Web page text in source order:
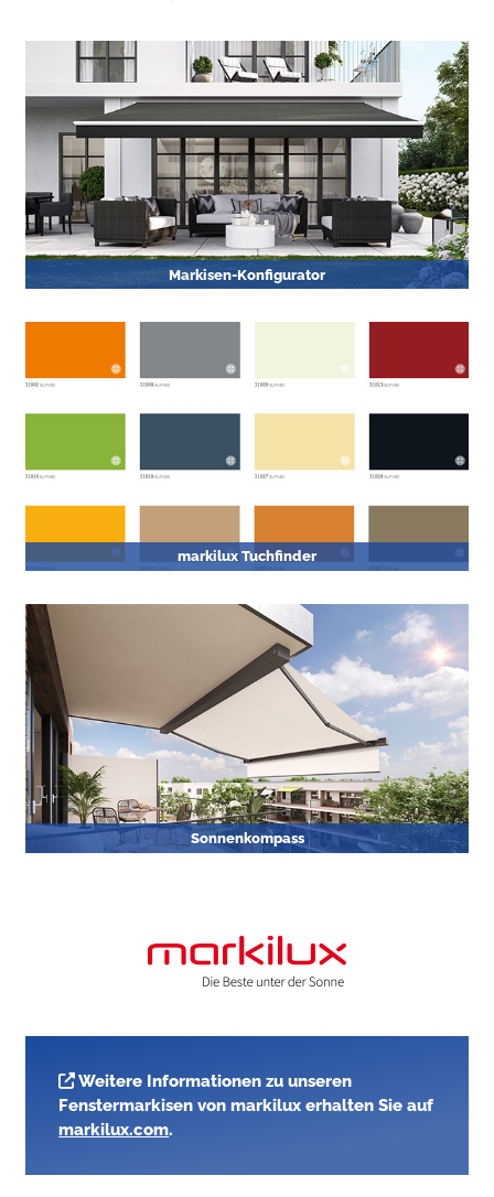
Markisen-Konfigurator
markilux Tuchfinder
Sonnenkompass
Weitere Informationen zu unseren
Fenstermarkisen von markilux erhalten Sie auf
markilux.com.